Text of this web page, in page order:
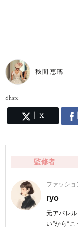
秋間 恵璃
Share
X
監修者
ファッシ
ryo
元アパレ
い”から“